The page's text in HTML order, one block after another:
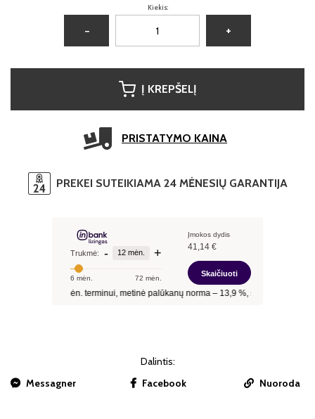
Kiekis:
− +
Į KREPŠELĮ
PRISTATYMO KAINA
PREKEI SUTEIKIAMA 24 MĖNESIŲ GARANTIJA
Dalintis:
Messagner
Facebook Nuoroda